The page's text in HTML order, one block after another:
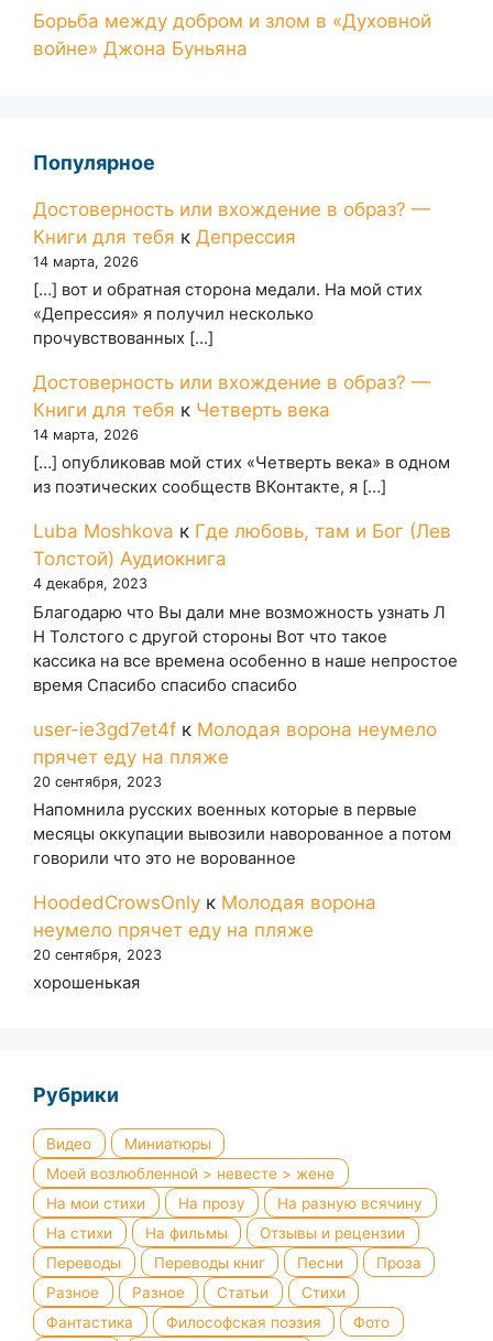
Борьба между добром и злом в «Духовной
войне» Джона Буньяна
Популярное
Достоверность или вхождение в образ? —
Книги для тебя к Депрессия
14 марта, 2026
[…] вот и обратная сторона медали. На мой стих
«Депрессия» я получил несколько
прочувствованных […]
Достоверность или вхождение в образ? —
Книги для тебя к Четверть века
14 марта, 2026
[…] опубликовав мой стих «Четверть века» в одном
из поэтических сообществ ВКонтакте, я […]
Luba Moshkova к Где любовь, там и Бог (Лев
Толстой) Аудиокнига
4 декабря, 2023
Благодарю что Вы дали мне возможность узнать Л
Н Толстого с другой стороны Вот что такое
кассика на все времена особенно в наше непростое
время Спасибо спасибо спасибо
user-ie3gd7et4f к Молодая ворона неумело
прячет еду на пляже
20 сентября, 2023
Напомнила русских военных которые в первые
месяцы оккупации вывозили наворованное а потом
говорили что это не ворованное
HoodedCrowsOnly к Молодая ворона
неумело прячет еду на пляже
20 сентября, 2023
хорошенькая
Рубрики
Видео
Миниатюры
Моей возлюбленной > невесте > жене
На мои стихи
На прозу
На разную всячину
На стихи
На фильмы
Отзывы и рецензии
Переводы
Переводы книг Песни
Проза
Разное
Разное Статьи
Стихи
Фантастика
Философская поэзия
Фото